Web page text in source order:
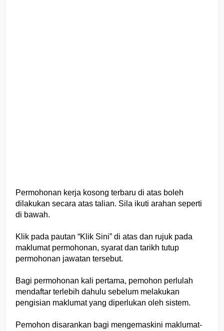
Permohonan kerja kosong terbaru di atas boleh
dilakukan secara atas talian. Sila ikuti arahan seperti
di bawah.
Klik pada pautan “Klik Sini” di atas dan rujuk pada
maklumat permohonan, syarat dan tarikh tutup
permohonan jawatan tersebut.
Bagi permohonan kali pertama, pemohon perlulah
mendaftar terlebih dahulu sebelum melakukan
pengisian maklumat yang diperlukan oleh sistem.
Pemohon disarankan bagi mengemaskini maklumat-